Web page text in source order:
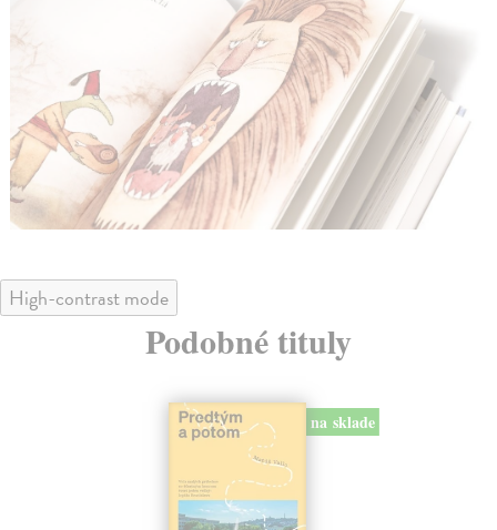
High-contrast mode
Podobné tituly
novinka